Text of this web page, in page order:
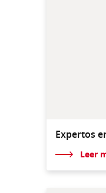
Expertos
Leer